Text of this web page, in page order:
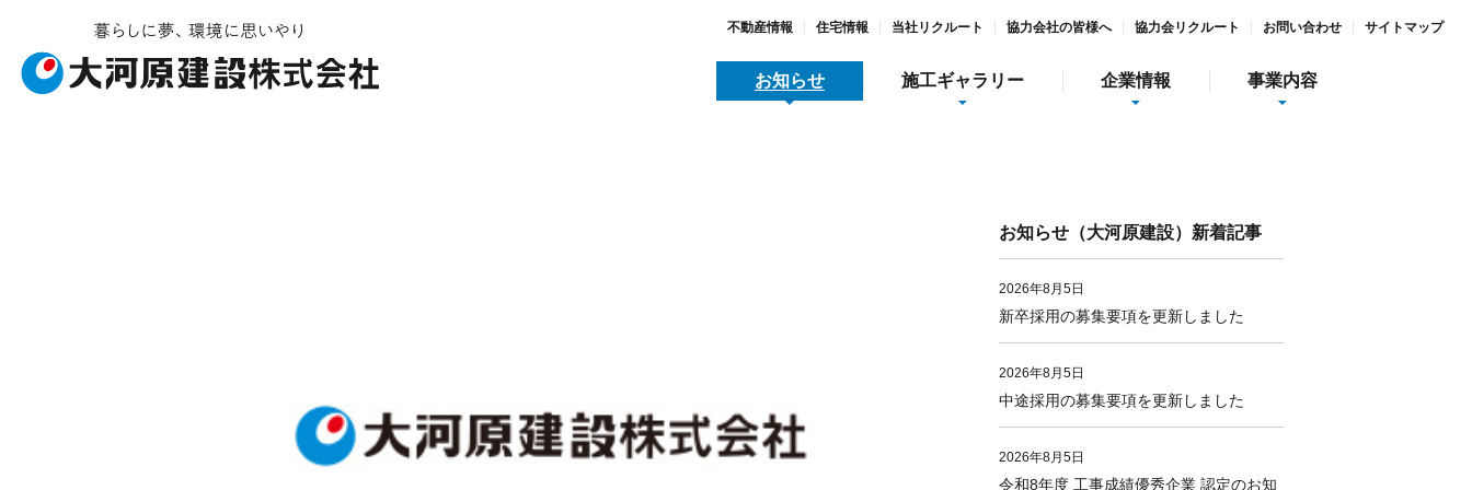
不動産情報 住宅情報 当社リクルート 協力会社の皆様へ 協力会リクルート お問い合わせ サイトマップ
お知らせ 施工ギャラリー
すまいとくらし
企業情報
安全/品質/環境への取り組み SDGs宣言と取り組み 社会貢献活動
事業内容
不動産情報 大河原リース
ガーデン庭夢
お知らせ（大河原建設）新着記事
2026年8月5日
新卒採用の募集要項を更新しました
2026年8月5日
中途採用の募集要項を更新しました
2026年8月5日
令和8年度 工事成績優秀企業 認定のお知